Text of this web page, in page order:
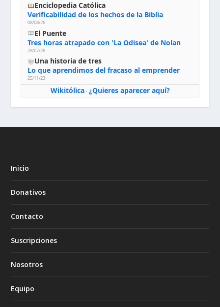
Enciclopedia Católica
Verificabilidad de los hechos de la Biblia
08/08/26
El Puente
Tres horas atrapado con 'La Odisea' de Nolan
28/07/26
Una historia de tres
Lo que aprendimos del fracaso al emprender
25/11/23
Wikitólica· ¿Quieres aparecer aquí?
Inicio
Donativos
Contacto
Suscripciones
Nosotros
Equipo